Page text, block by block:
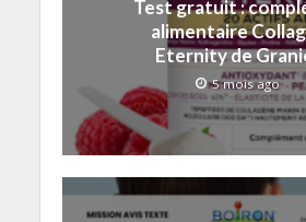
Test gratuit :
alimentaire
Eternity de
5 mois ago